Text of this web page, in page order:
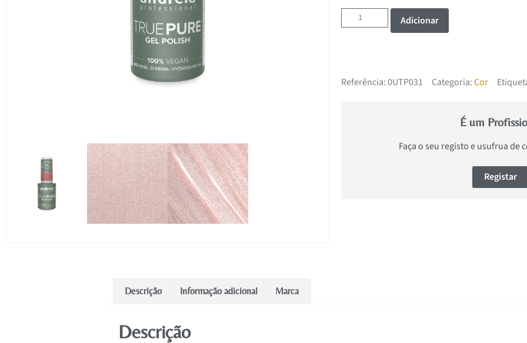
Adicionar
Referência:0UTP031 Categoria:Cor
É um
Faça o seu registo e usufrua de
Registar
Descrição Informação adicional Marca
Descrição